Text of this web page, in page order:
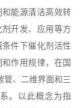
能源清洁高效转
开发、应用等方
件下催化剂活性
作用规律，在国
管、二维界面和三
。以此概念为指